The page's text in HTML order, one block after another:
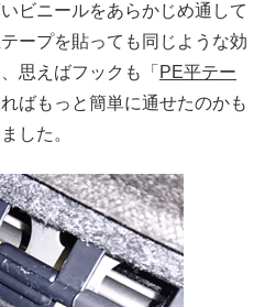
ビニールをあらかじめ通して
ープを貼っても同じような効
思えばフックも「 PE平テー
ばもっと簡単に通せたのかも
した。